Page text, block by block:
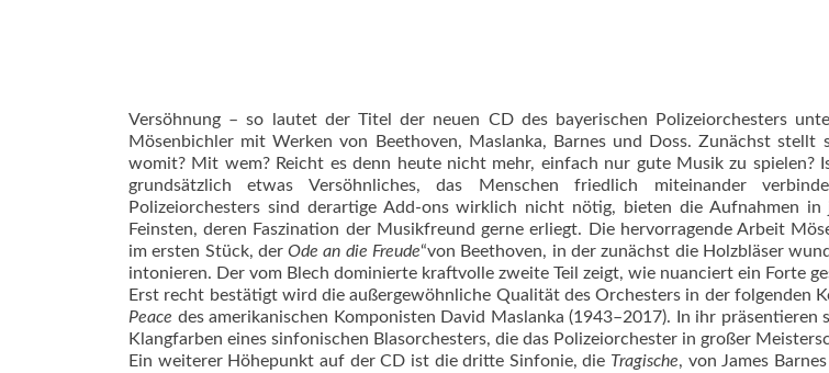
Versöhnung – so lautet der Titel der neuen CD des bayerischen Polizeiorchesters
Mösenbichler mit Werken von Beethoven, Maslanka, Barnes und Doss. Zunächst stellt
womit? Mit wem? Reicht es denn heute nicht mehr, einfach nur gute Musik zu spielen?
grundsätzlich etwas Versöhnliches, das Menschen friedlich miteinander
Polizeiorchesters sind derartige Add-ons wirklich nicht nötig, bieten die Aufnahmen
Feinsten, deren Faszination der Musikfreund gerne erliegt. Die hervorragende Arbeit
im ersten Stück, derOde an die Freude“von Beethoven, in der zunächst die Holzbläser
intonieren. Der vom Blech dominierte kraftvolle zweite Teil zeigt, wie nuanciert ein Forte
Erst recht bestätigt wird die außergewöhnliche Qualität des Orchesters in der folgenden
Peace des amerikanischen Komponisten David Maslanka (1943–2017). In ihr
Klangfarben eines sinfonischen Blasorchesters, die das Polizeiorchester in großer
Ein weiterer Höhepunkt auf der CD ist die dritte Sinfonie, die Tragische, von James